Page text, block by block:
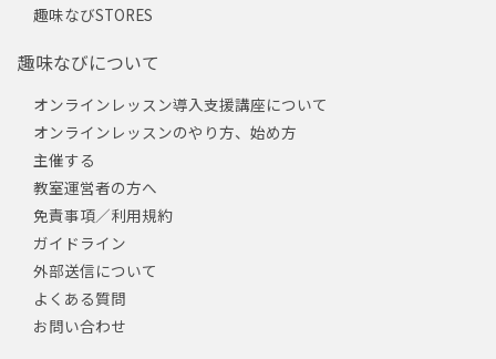
趣味なびSTORES
趣味なびについて
オンラインレッスン導入支援講座について
オンラインレッスンのやり方、始め方
主催する
教室運営者の方へ
免責事項／利用規約
ガイドライン
外部送信について
よくある質問
お問い合わせ